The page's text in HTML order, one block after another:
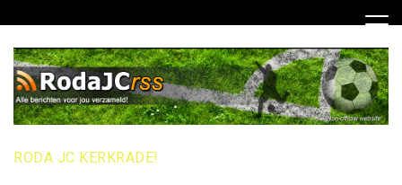
naar
inhoud
RODA JC KERKRADE!